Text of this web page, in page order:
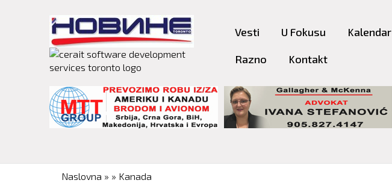
content
Vesti U Fokusu Kalendar
Razno Kontakt
You are here
Naslovna » » Kanada